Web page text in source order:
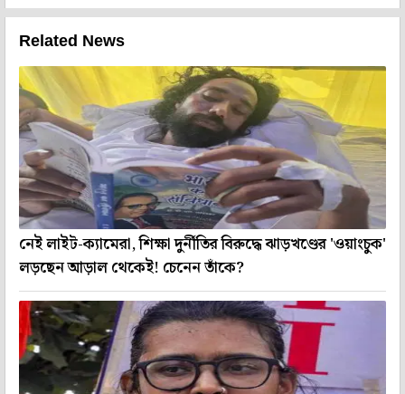
Related News
নেই লাইট-ক্যামেরা, শিক্ষা দুর্নীতির বিরুদ্ধে ঝাড়খণ্ডের 'ওয়াংচুক'
লড়ছেন আড়াল থেকেই! চেনেন তাঁকে?